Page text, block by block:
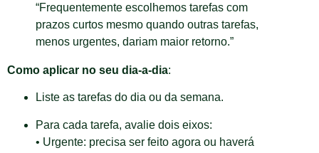
“Frequentemente escolhemos tarefas com
prazos curtos mesmo quando outras tarefas,
menos urgentes, dariam maior retorno.”
Como aplicar no seu dia-a-dia:
Liste as tarefas do dia ou da semana.
Para cada tarefa, avalie dois eixos:
• Urgente: precisa ser feito agora ou haverá